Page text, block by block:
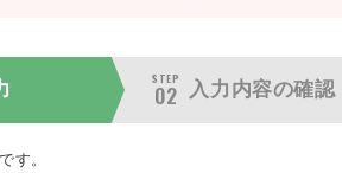
STEP
02 入力内容の確認
す。